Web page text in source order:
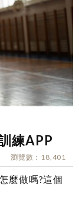
練APP
瀏覽數 18,401
麼做嗎?這個